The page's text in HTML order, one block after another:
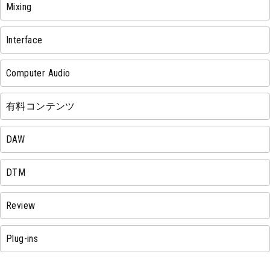
Mixing
Interface
Computer Audio
有料コンテンツ
DAW
DTM
Review
Plug-ins